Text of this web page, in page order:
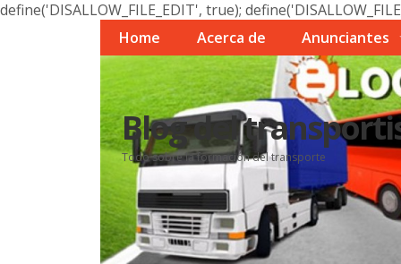
define('DISALLOW_FILE_EDIT', true);
Home
Acerca de Anunciantes
Blog del
Todo sobre la formación del transporte